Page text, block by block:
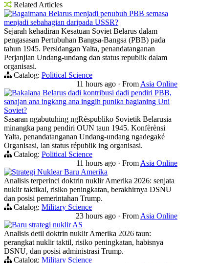
Related Articles
Bagaimana Belarus menjadi penubuh PBB semasa
menjadi sebahagian daripada USSR?
Sejarah kehadiran Kesatuan Soviet Belarus dalam
pengasasan Pertubuhan Bangsa-Bangsa (PBB) pada
tahun 1945. Persidangan Yalta, penandatanganan
Perjanjian Undang-undang dan status republik dalam
organisasi.
Catalog: Political Science
11 hours ago · From Asia Online
Bakalana Belarus dadi kontribusi dadi pendiri PBB,
sanajan ana ingkang ana inggih punika bagianing Uni
Soviet?
Sasaran ngabutuhing ngRéspubliko Sovietik Belarusia
minangka pang pendiri OUN taun 1945. Konfèrènsi
Yalta, penandatanganan Undang-undang ngadegaké
Organisasi, lan status républik ing organisasi.
Catalog: Political Science
11 hours ago · From Asia Online
Strategi Nuklear Baru Amerika
Analisis terperinci doktrin nuklir Amerika 2026: senjata
nuklir taktikal, risiko peningkatan, berakhirnya DSNU
dan posisi pemerintahan Trump.
Catalog: Military Science
23 hours ago · From Asia Online
Baru strategi nuklir AS
Analisis detil doktrin nuklir Amerika 2026 taun:
perangkat nuklir taktil, risiko peningkatan, habisnya
DSNU, dan posisi administrasi Trump.
Catalog: Military Science